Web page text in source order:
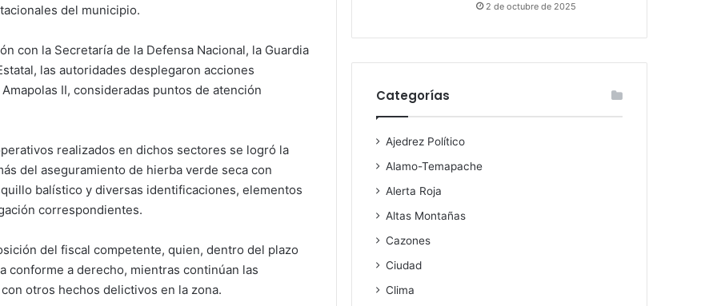
del municipio.
con la Secretaría de la Defensa Nacional, la Guardia
las autoridades desplegaron acciones
II, consideradas puntos de atención
realizados en dichos sectores se logró la
del aseguramiento de hierba verde seca con
balístico y diversas identificaciones, elementos
correspondientes.
del fiscal competente, quien, dentro del plazo
a derecho, mientras continúan las
otros hechos delictivos en la zona.
2 de octubre de 2025
Categorías
Ajedrez Político
Alamo-Temapache
Alerta Roja
Altas Montañas
Cazones
Ciudad
Clima